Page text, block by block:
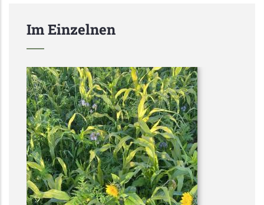
Im Einzelnen